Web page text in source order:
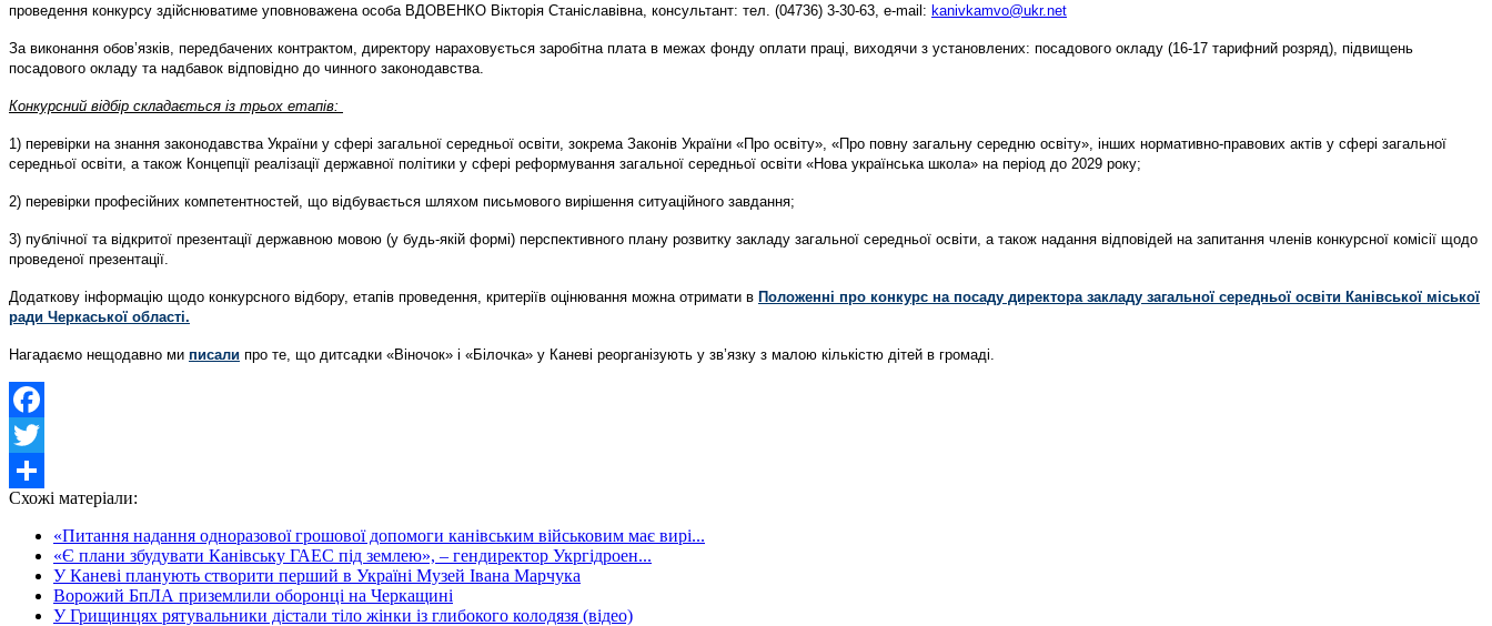
проведення конкурсу здійснюватиме уповноважена особа ВДОВЕНКО Вікторія Станіславівна, консультант: тел. (04736) 3-30-63, е-mаіl: kanivkamvo@ukr.net
За виконання обов’язків, передбачених контрактом, директору нараховується заробітна плата в межах фонду оплати праці, виходячи з установлених: посадового окладу (16-17 тарифний розряд), підвищень
посадового окладу та надбавок відповідно до чинного законодавства.
Конкурсний відбір складається із трьох етапів:
1) перевірки на знання законодавства України у сфері загальної середньої освіти, зокрема Законів України «Про освіту», «Про повну загальну середню освіту», інших нормативно-правових актів у сфері загальної
середньої освіти, а також Концепції реалізації державної політики у сфері реформування загальної середньої освіти «Нова українська школа» на період до 2029 року;
2) перевірки професійних компетентностей, що відбувається шляхом письмового вирішення ситуаційного завдання;
3) публічної та відкритої презентації державною мовою (у будь-якій формі) перспективного плану розвитку закладу загальної середньої освіти, а також надання відповідей на запитання членів конкурсної комісії щодо
проведеної презентації.
Додаткову інформацію щодо конкурсного відбору, етапів проведення, критеріїв оцінювання можна отримати в Положенні про конкурс на посаду директора закладу загальної середньої освіти Канівської міської
ради Черкаської області.
Нагадаємо нещодавно ми писали про те, що дитсадки «Віночок» і «Білочка» у Каневі реорганізують у зв’язку з малою кількістю дітей в громаді.
Facebook
Twitter
Share
Схожі матеріали:
«Питання надання одноразової грошової допомоги канівським військовим має вирі...
«Є плани збудувати Канівську ГАЕС під землею», – гендиректор Укргідроен...
У Каневі планують створити перший в Україні Музей Івана Марчука
Ворожий БпЛА приземлили оборонці на Черкащині
У Грищинцях рятувальники дістали тіло жінки із глибокого колодязя (відео)